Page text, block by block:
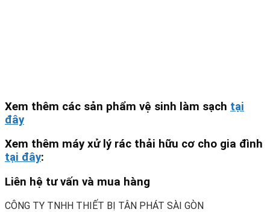
Xem thêm các sản phẩm vệ sinh làm sạch tại
đây
Xem thêm máy xử lý rác thải hữu cơ cho gia đình
tại đây:
Liên hệ tư vấn và mua hàng
CÔNG TY TNHH THIẾT BỊ TÂN PHÁT SÀI GÒN